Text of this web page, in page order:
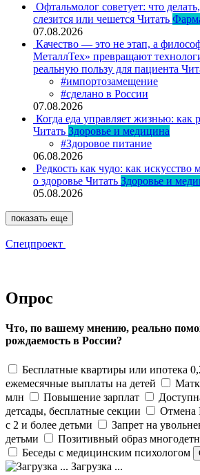
Офтальмолог советует: что
слезится или чешется Читать
07.08.2026
Качество — это не этап, а
МеталлТех» превращают
реальную пользу для пациента
#импортозамещение
#сделано в России
07.08.2026
Когда еда управляет жизнью: как
Читать Здоровье и медицина
#Здоровое питание
06.08.2026
Редкость как чудо: как искусство
о здоровье Читать Здоровье и
05.08.2026
показать еще
Спецпроект
Опрос
Что, по вашему мнению, реально
рождаемость в России?
Бесплатные квартиры или ипотека
ежемесячные выплаты на детей
млн
Повышение зарплат
детсады, бесплатные секции
Отмена
с 2 и более детьми
Запрет на
детьми
Позитивный образ
Беседы с медицинским психологом
Загрузка ...